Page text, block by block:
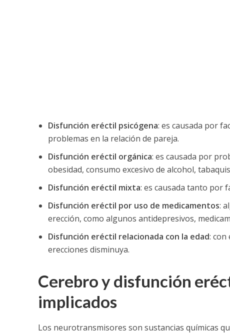
Disfunción eréctil psicógena: es causada por
problemas en la relación de pareja.
Disfunción eréctil orgánica: es causada por
obesidad, consumo excesivo de alcohol,
Disfunción eréctil mixta: es causada tanto por
Disfunción eréctil por uso de medicamentos:
erección, como algunos antidepresivos,
Disfunción eréctil relacionada con la edad: con
erecciones disminuya.
Cerebro y disfunción
implicados
Los neurotransmisores son sustancias químicas